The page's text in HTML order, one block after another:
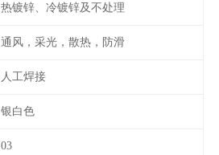
热镀锌、冷镀锌及不处理
通风，采光，散热，防滑
人工焊接
银白色
03